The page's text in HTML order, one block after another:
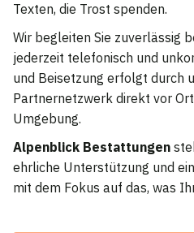
Texten, die Trost spenden.
Wir begleiten Sie zuverlässig
jederzeit telefonisch und
und Beisetzung erfolgt durch
Partnernetzwerk direkt vor
Umgebung.
Alpenblick Bestattungen
ehrliche Unterstützung und
mit dem Fokus auf das, was